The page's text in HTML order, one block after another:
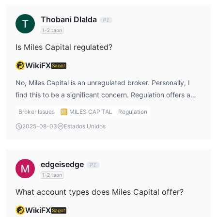
Uri ng Account & Mga Bayad
Nag-aalok ang Miles Capital ng
mangangalakal upang subukan ang kanilang mga estratehiya
sa trading bago magtaya ng tunay na pera, upang bawasan
ang mga panganib.
Bukod dito, mayroong 3 tiered live accounts na may iba't ibang
kondisyon sa trading, na nakatuon sa iba't ibang grupo ng
kliyente:
telephone trading at personal account manager na available
Leverage
Miles Capital ay nagtatakda ng
1:100 para sa metals at 1:200 para sa forex. Tandaan na
ng kita kundi pati na rin ng mga pagkalugi.
Thobani Dlalda
1-2 taon
Is Miles Capital regulated?
WikiFXSagot
No, Miles Capital is an unregulated broker. Personally, I
find this to be a significant concern. Regulation offers a
layer of protection for traders, and without it, my funds
be cautious when considering any investment with Miles
Broker Issues MILES CAPITAL
Regulation
2025-08-03
Estados Unidos
edgeisedge
1-2 taon
What account types does Miles Capital offer?
WikiFXSagot